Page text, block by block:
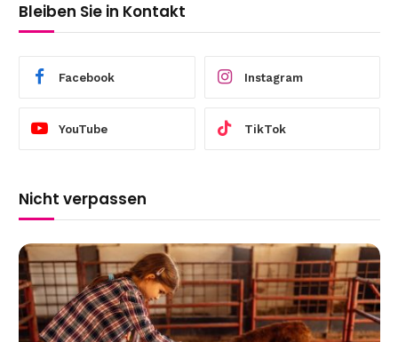
Bleiben Sie in Kontakt
Facebook Instagram
YouTube TikTok
Nicht verpassen